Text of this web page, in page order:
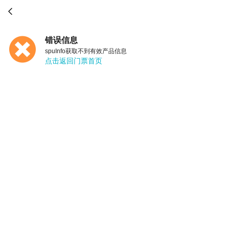

错误信息
spuInfo获取不到有效产品信息
点击返回门票首页